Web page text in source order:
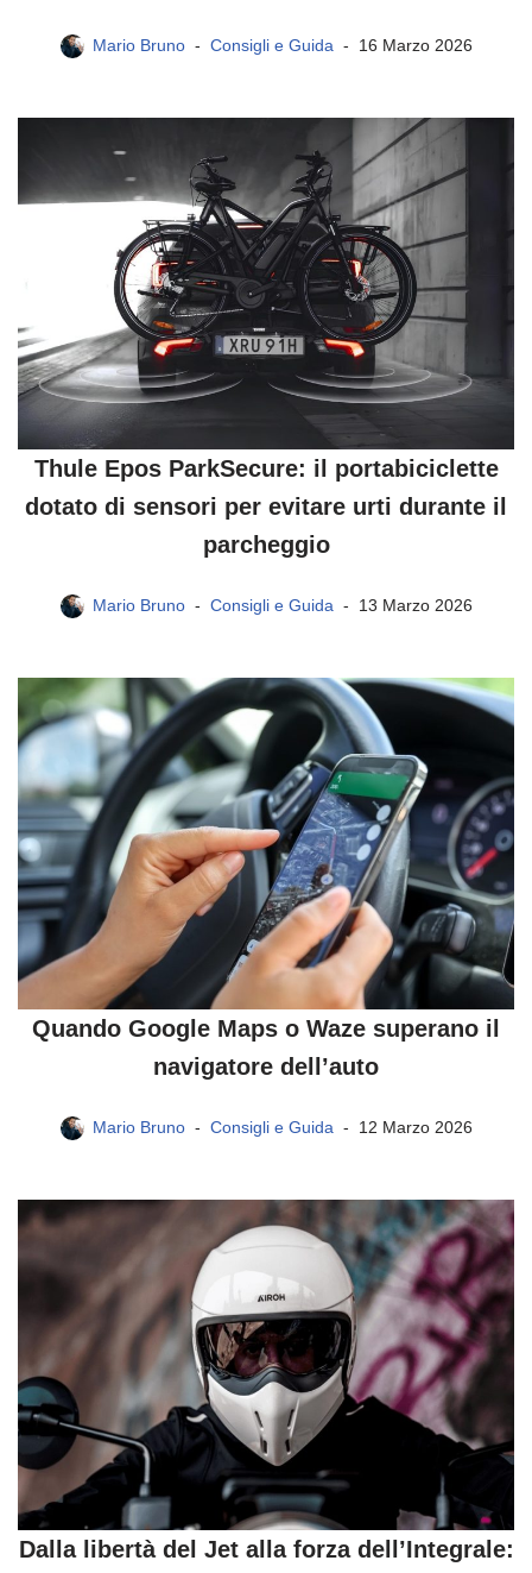
Mario Bruno Consigli e Guida 16 Marzo 2026
Thule Epos ParkSecure: il portabiciclette
dotato di sensori per evitare urti durante il
parcheggio
Mario Bruno Consigli e Guida 13 Marzo 2026
Quando Google Maps o Waze superano il
navigatore dell’auto
Mario Bruno Consigli e Guida 12 Marzo 2026
Dalla libertà del Jet alla forza dell’Integrale: